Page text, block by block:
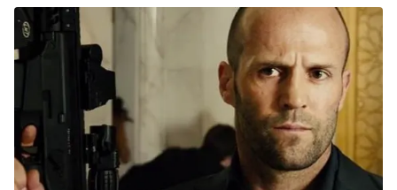
THỜI BÁO VTV
Theo dõi báo trên
Cơ quan chủ quản:
Đài Truyền hình Việt Nam
Cơ quan báo chí: Thời báo VTV